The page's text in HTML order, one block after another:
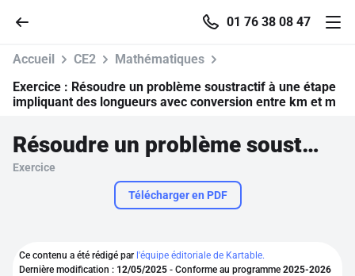
01 76 38 08 47
Parcourir
Se connecter
Accueil CE2
Mathématiques
Exercice : Résoudre un problème soustractif à une étape
impliquant des longueurs avec conversion entre km et m
Résoudre un problème soustractif à une étape impliquant des longueurs avec conversion entre km et m
Exercice
Télécharger en PDF
Ce contenu a été rédigé par l'équipe éditoriale de Kartable.
Dernière modification : 12/05/2025 - Conforme au programme 2025-2026